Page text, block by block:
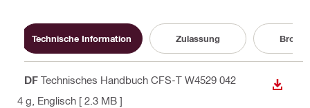
Technische Information Zulassung
PDF Technisches Handbuch CFS-T W4529 042
4 g , Englisch [ 2.3 MB ]